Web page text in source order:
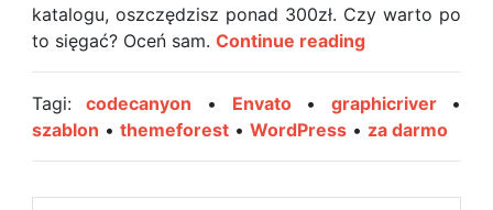
katalogu, oszczędzisz ponad 300zł. Czy warto po
to sięgać? Oceń sam. Continue readingEnvato
rozdaje
swoje
produkty
ofercie
Tagi:codecanyon • Envato• graphicriver•
szablon • themeforest• WordPress• za darmo